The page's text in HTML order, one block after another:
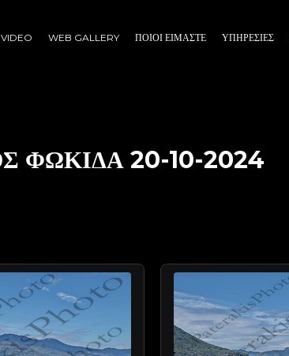
VIDEO WEB GALLERY ΠΟΙΟΙ ΕΊΜΑΣΤΕ ΥΠΗΡΕΣΊΕΣ
20-10-2024